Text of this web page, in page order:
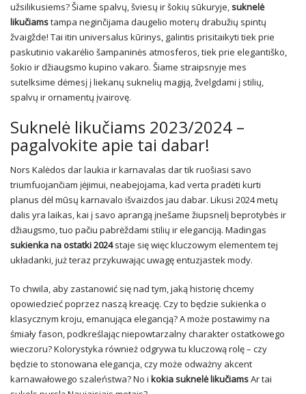
užsilikusiems? Šiame spalvų, šviesų ir šokių sūkuryje,suknelė
likučiamstampa neginčijama daugelio moterų drabužių spintų
žvaigžde! Tai itin universalus kūrinys, galintis prisitaikyti tiek prie
paskutinio vakarėlio šampaninės atmosferos, tiek prie elegantiško,
šokio ir džiaugsmo kupino vakaro. Šiame straipsnyje mes
sutelksime dėmesį į liekanų suknelių magiją, žvelgdami į stilių,
spalvų ir ornamentų įvairovę.
Suknelė likučiams 2023/2024 –
pagalvokite apie tai dabar!
Nors Kalėdos dar laukia ir karnavalas dar tik ruošiasi savo
triumfuojančiam įėjimui, neabejojama, kad verta pradėti kurti
planus dėl mūsų karnavalo išvaizdos jau dabar. Likusi 2024 metų
dalis yra laikas, kai į savo aprangą įnešame žiupsnelį beprotybės ir
džiaugsmo, tuo pačiu pabrėždami stilių ir eleganciją. Madingas
sukienka na ostatki 2024staje się więc kluczowym elementem tej
układanki, już teraz przykuwając uwagę entuzjastek mody.
To chwila, aby zastanowić się nad tym, jaką historię chcemy
opowiedzieć poprzez naszą kreację. Czy to będzie sukienka o
klasycznym kroju, emanująca elegancją? A może postawimy na
śmiały fason, podkreślając niepowtarzalny charakter ostatkowego
wieczoru? Kolorystyka również odgrywa tu kluczową rolę – czy
będzie to stonowana elegancja, czy może odważny akcent
karnawałowego szaleństwa? No i kokia suknelė likučiamsAr tai